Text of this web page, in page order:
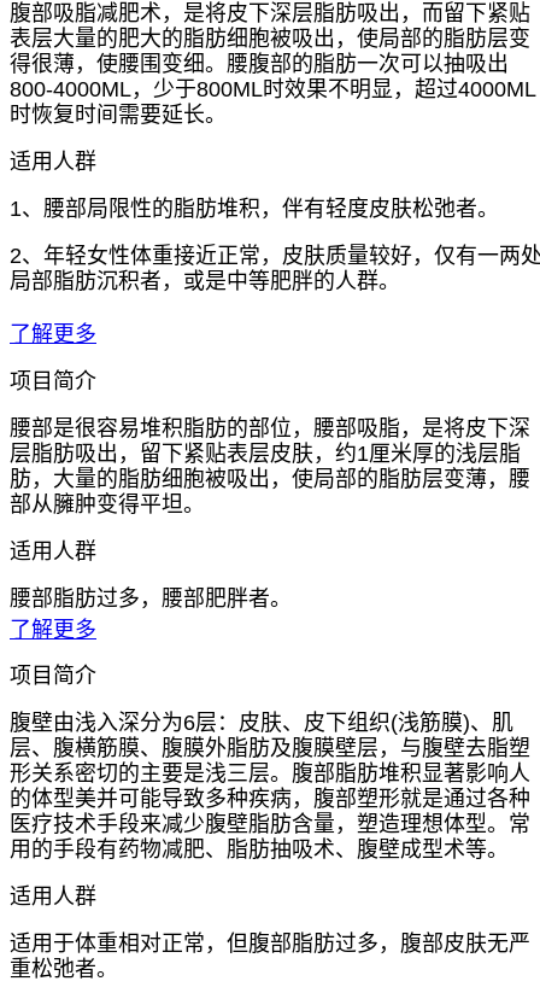
腹部吸脂减肥术，是将皮下深层脂肪吸出，而留下紧贴
表层大量的肥大的脂肪细胞被吸出，使局部的脂肪层变
得很薄，使腰围变细。腰腹部的脂肪一次可以抽吸出
800-4000ML，少于800ML时效果不明显，超过4000ML
时恢复时间需要延长。
适用人群
1、腰部局限性的脂肪堆积，伴有轻度皮肤松弛者。
2、年轻女性体重接近正常，皮肤质量较好，仅有一两
局部脂肪沉积者，或是中等肥胖的人群。
了解更多
项目简介
腰部是很容易堆积脂肪的部位，腰部吸脂，是将皮下深
层脂肪吸出，留下紧贴表层皮肤，约1厘米厚的浅层脂
肪，大量的脂肪细胞被吸出，使局部的脂肪层变薄，腰
部从臃肿变得平坦。
适用人群
腰部脂肪过多，腰部肥胖者。
了解更多
项目简介
腹壁由浅入深分为6层：皮肤、皮下组织(浅筋膜)、肌
层、腹横筋膜、腹膜外脂肪及腹膜壁层，与腹壁去脂塑
形关系密切的主要是浅三层。腹部脂肪堆积显著影响人
的体型美并可能导致多种疾病，腹部塑形就是通过各种
医疗技术手段来减少腹壁脂肪含量，塑造理想体型。常
用的手段有药物减肥、脂肪抽吸术、腹壁成型术等。
适用人群
适用于体重相对正常，但腹部脂肪过多，腹部皮肤无严
重松弛者。